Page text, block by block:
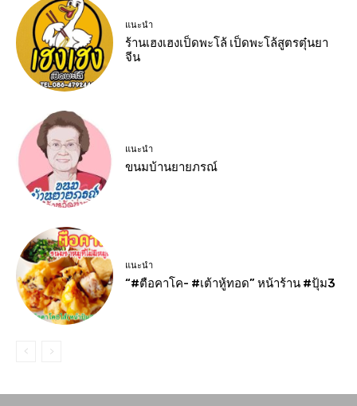
แนะนำ
ร้านเฮงเฮงเป็ดพะโล้ เป็ดพะโล้สูตรตุ๋นยา
จีน
แนะนำ
ขนมบ้านยายภรณ์
แนะนำ
“#ตือคาโค- #เต้าหู้ทอด” หน้าร้าน #ปุ้ม3